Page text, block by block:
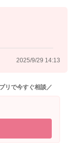
行為なんだと思
ですね。お気持ち
してみるか、添
の効果的な泣き
。 赤ちゃんの泣
2025/9/29 14:13
リで今すぐ相談／